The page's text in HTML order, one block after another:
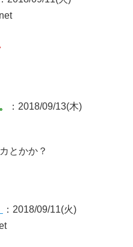
：2018/09/13(木)
とかか？
：2018/09/11(火)